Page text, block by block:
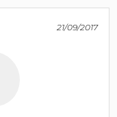
21/09/2017